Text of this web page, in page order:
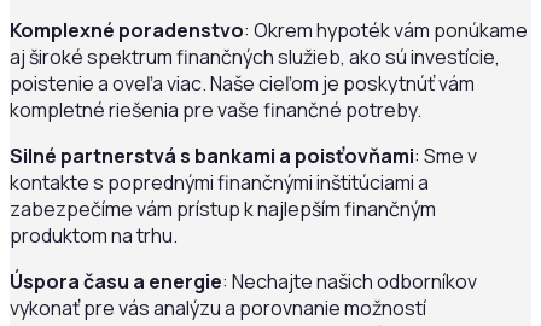
Komplexné poradenstvo: Okrem hypoték vám ponúkame
aj široké spektrum finančných služieb, ako sú investície,
poistenie a oveľa viac. Naše cieľom je poskytnúť vám
kompletné riešenia pre vaše finančné potreby.
Silné partnerstvá s bankami a poisťovňami: Sme v
kontakte s poprednými finančnými inštitúciami a
zabezpečíme vám prístup k najlepším finančným
produktom na trhu.
Úspora času a energie: Nechajte našich odborníkov
vykonať pre vás analýzu a porovnanie možností